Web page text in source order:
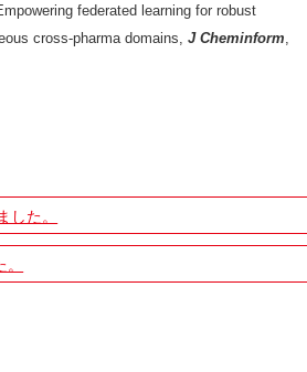
federated learning for robust
cross-pharma domains, J Cheminform
た。